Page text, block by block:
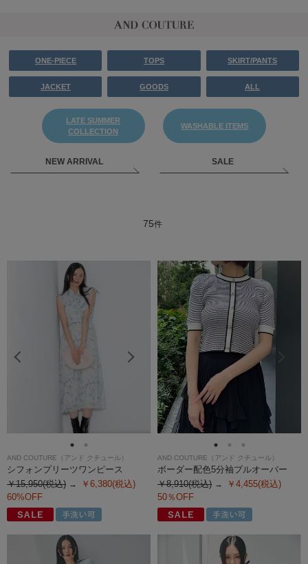
ONE-PIECE TOPS SKIRT/PANTS
JACKET GOODS ALL
LATE SUMMER
COLLECTION
WASHABLE ITEMS
NEW ARRIVAL SALE
75件
AND COUTURE（アンド クチュール）
シフォンプリーツワンピース
￥15,950(税込)
￥6,380(税込)
60%OFF
AND COUTURE（アンド クチュール）
ボーダー配色5分袖プルオーバー
￥8,910(税込)
￥4,455(税込)
50％OFF